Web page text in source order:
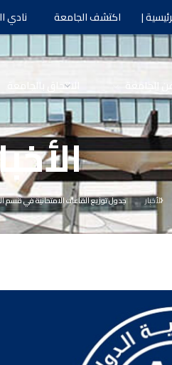
| اكتشف الجامعة نادي
الالتحاق بالجامعة
الأخبار جدول توزيع القاعات الامتحانية في قسم